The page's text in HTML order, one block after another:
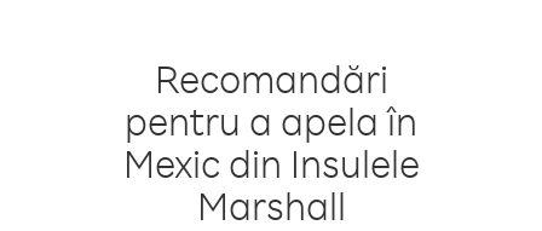
Recomandări
pentru a apela în
Mexic din Insulele
Marshall